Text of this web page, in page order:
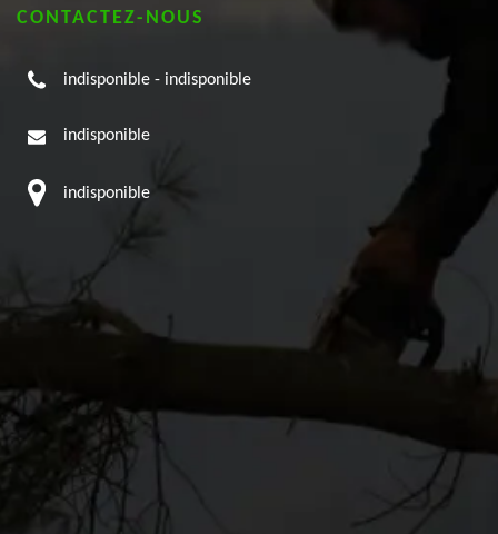
CONTACTEZ-NOUS
indisponible - indisponible
indisponible
indisponible